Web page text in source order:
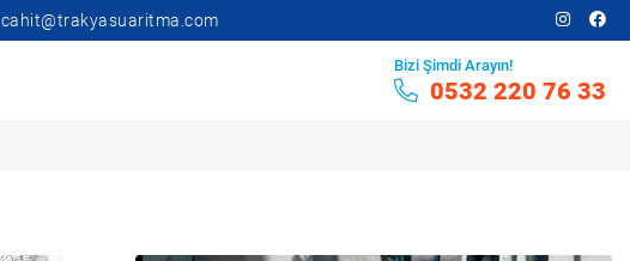
cahit@trakyasuaritma.com
Bizi Şimdi Arayın!
0532 220 76 33